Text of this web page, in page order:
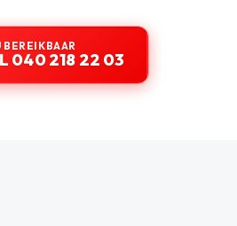
BEREIKBAAR
040 218 22 03